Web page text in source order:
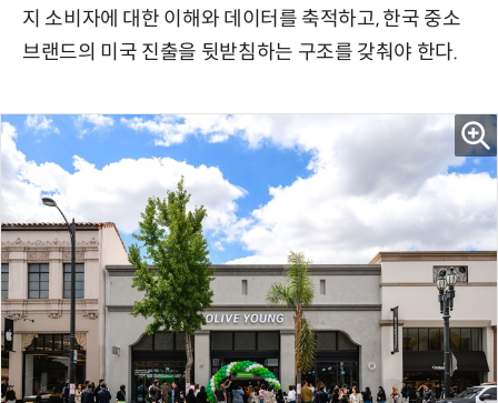
지 소비자에 대한 이해와 데이터를 축적하고, 한국 중소
브랜드의 미국 진출을 뒷받침하는 구조를 갖춰야 한다.